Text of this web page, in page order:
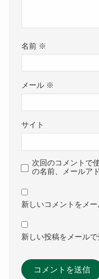
名前 ※
メール ※
サイト
次回のコメントで
の名前、メールア
新しいコメントをメ
新しい投稿をメールで